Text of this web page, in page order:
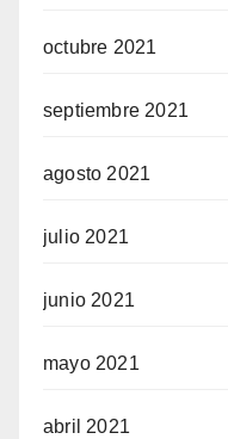
octubre 2021
septiembre 2021
agosto 2021
julio 2021
junio 2021
mayo 2021
abril 2021